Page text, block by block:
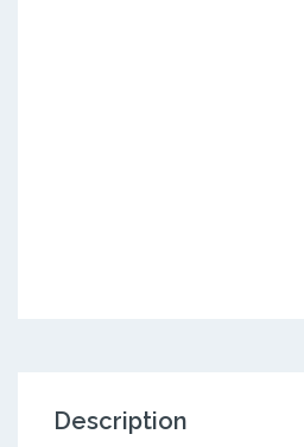
Description